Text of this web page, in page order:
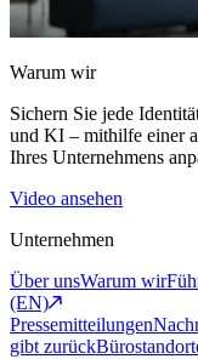
Warum wir
Sichern Sie jede
und KI – mithilfe einer
Ihres Unternehmens
Video ansehen
Unternehmen
Über unsWarum wir
(EN)
Pressemitteilungen
gibt zurück